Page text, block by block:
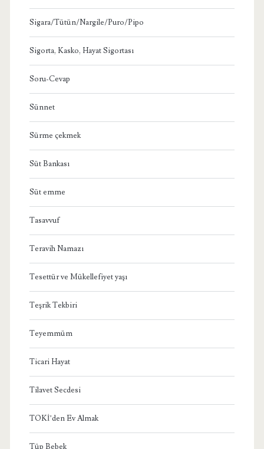
Sigara/Tütün/Nargile/Puro/Pipo
Sigorta, Kasko, Hayat Sigortası
Soru-Cevap
Sünnet
Sürme çekmek
Süt Bankası
Süt emme
Tasavvuf
Teravih Namazı
Tesettür ve Mükellefiyet yaşı
Teşrik Tekbiri
Teyemmüm
Ticari Hayat
Tilavet Secdesi
TOKİ’den Ev Almak
Tüp Bebek